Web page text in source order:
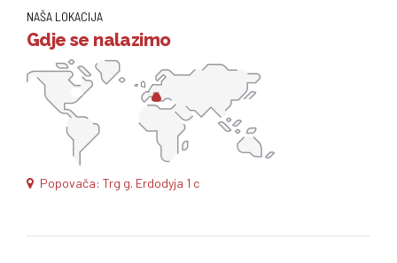
NAŠA LOKACIJA
Gdje se nalazimo
Popovača: Trg g. Erdodyja 1 c